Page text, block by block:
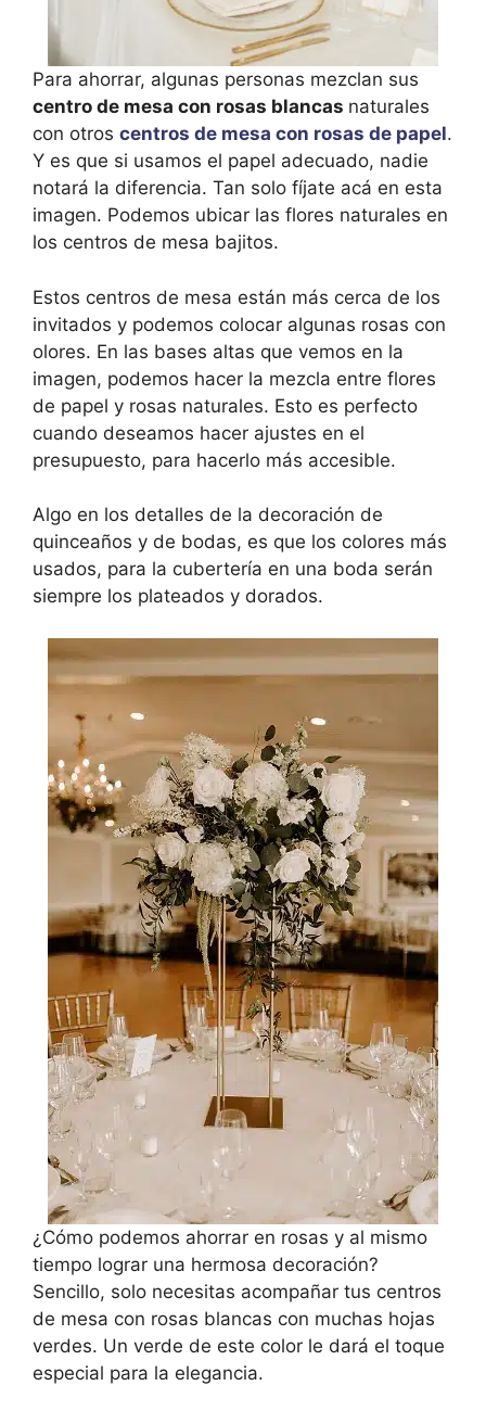
Para ahorrar, algunas personas mezclan sus
centro de mesa con rosas blancas naturales
con otros centros de mesa con rosas de papel.
Y es que si usamos el papel adecuado, nadie
notará la diferencia. Tan solo fíjate acá en esta
imagen. Podemos ubicar las flores naturales en
los centros de mesa bajitos.
Estos centros de mesa están más cerca de los
invitados y podemos colocar algunas rosas con
olores. En las bases altas que vemos en la
imagen, podemos hacer la mezcla entre flores
de papel y rosas naturales. Esto es perfecto
cuando deseamos hacer ajustes en el
presupuesto, para hacerlo más accesible.
Algo en los detalles de la decoración de
quinceaños y de bodas, es que los colores más
usados, para la cubertería en una boda serán
siempre los plateados y dorados.
¿Cómo podemos ahorrar en rosas y al mismo
tiempo lograr una hermosa decoración?
Sencillo, solo necesitas acompañar tus centros
de mesa con rosas blancas con muchas hojas
verdes. Un verde de este color le dará el toque
especial para la elegancia.